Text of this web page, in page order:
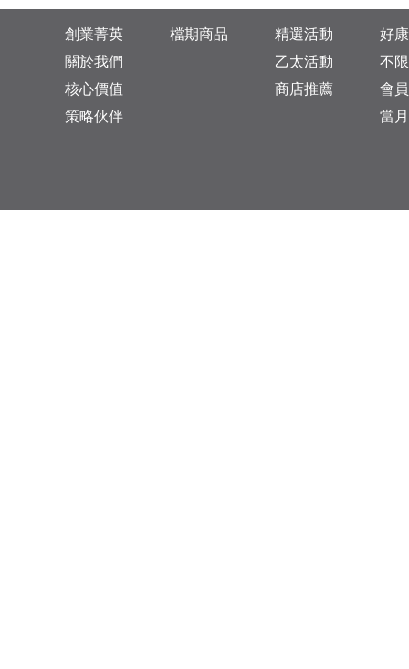
創業菁英
關於我們
核心價值
策略伙伴
檔期商品
精選活動
乙太活動
商店推薦
好
不
會
當